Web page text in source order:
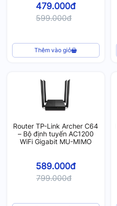
479.000đ
599.000đ
Thêm vào giỏ
Router TP-Link Archer C64
– Bộ định tuyến AC1200
WiFi Gigabit MU-MIMO
589.000đ
799.000đ